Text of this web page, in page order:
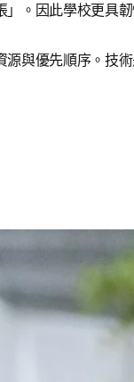
。因此學校更具
與優先順序。技